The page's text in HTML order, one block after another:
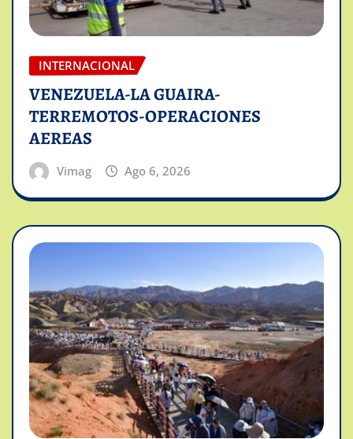
INTERNACIONAL
VENEZUELA-LA GUAIRA-
TERREMOTOS-OPERACIONES
AEREAS
Vimag Ago 6, 2026